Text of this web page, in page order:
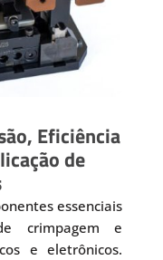
Eficiência
de
essenciais
crimpagem e
e eletrônicos.